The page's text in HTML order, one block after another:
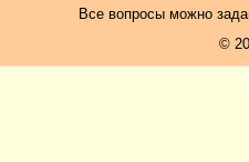
Все вопросы можно
©